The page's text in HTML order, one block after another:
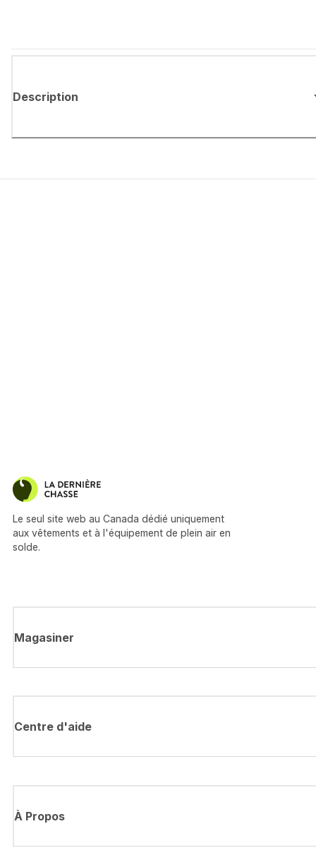
Description
Le seul site web au Canada dédié uniquement
aux vêtements et à l'équipement de plein air en
solde.
Magasiner
Centre d'aide
À Propos